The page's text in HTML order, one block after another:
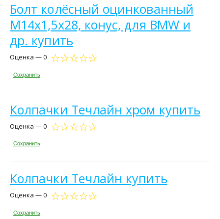
Болт колёсный оцинкованный
М14x1,5x28, конус, для BMW и
др. купить
Оценка — 0
Сохранить
Колпачки Течлайн хром купить
Оценка — 0
Сохранить
Колпачки Течлайн купить
Оценка — 0
Сохранить